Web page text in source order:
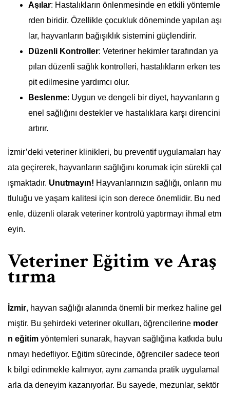
Aşılar: Hastalıkların önlenmesinde en etkili yöntemle
rden biridir. Özellikle çocukluk döneminde yapılan aşı
lar, hayvanların bağışıklık sistemini güçlendirir.
Düzenli Kontroller: Veteriner hekimler tarafından ya
pılan düzenli sağlık kontrolleri, hastalıkların erken tes
pit edilmesine yardımcı olur.
Beslenme: Uygun ve dengeli bir diyet, hayvanların g
enel sağlığını destekler ve hastalıklara karşı direncini
artırır.
İzmir’deki veteriner klinikleri, bu preventif uygulamaları hay
ata geçirerek, hayvanların sağlığını korumak için sürekli çal
ışmaktadır. Unutmayın! Hayvanlarınızın sağlığı, onların mu
tluluğu ve yaşam kalitesi için son derece önemlidir. Bu ned
enle, düzenli olarak veteriner kontrolü yaptırmayı ihmal etm
eyin.
Veteriner Eğitim ve Araş
tırma
İzmir, hayvan sağlığı alanında önemli bir merkez haline gel
miştir. Bu şehirdeki veteriner okulları, öğrencilerine moder
n eğitim yöntemleri sunarak, hayvan sağlığına katkıda bulu
nmayı hedefliyor. Eğitim sürecinde, öğrenciler sadece teori
k bilgi edinmekle kalmıyor, aynı zamanda pratik uygulamal
arla da deneyim kazanıyorlar. Bu sayede, mezunlar, sektör